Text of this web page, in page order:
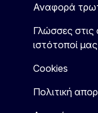
Αναφορά
Γλώσσες στις
ιστότοποί μας
Cookies
Πολιτική